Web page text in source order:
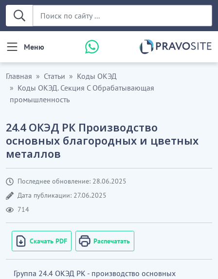
Меню
Главная Статьи
Коды ОКЭД
Коды ОКЭД. Секция С Обрабатывающая
промышленность
24.4 ОКЭД РК Производство
основных благородных и цветных
металлов
Последнее обновление: 28.06.2025
Дата публикации: 27.06.2025
714
Скачать PDF Распечатать
Группа 24.4 ОКЭД РК - производство основных